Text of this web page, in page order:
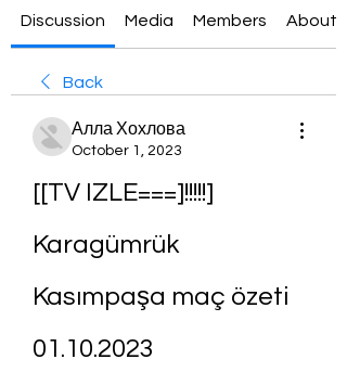
Discussion Media Members About
Back
Алла Хохлова
October 1, 2023
[[TV IZLE===]!!!!!]
Karagümrük
Kasımpaşa maç özeti
01.10.2023